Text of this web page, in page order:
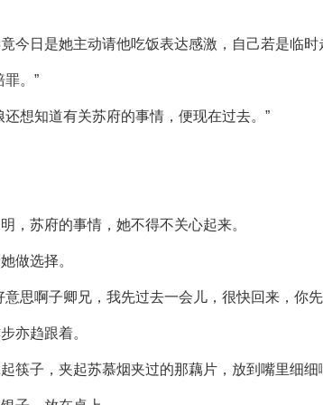
今日是她主动请他吃饭表达感激，自己若是临
。”
想知道有关苏府的事情，便现在过去。”
，苏府的事情，她不得不关心起来。
做选择。
思啊子卿兄，我先过去一会儿，很快回来，你
亦趋跟着。
筷子，夹起苏慕烟夹过的那藕片，放到嘴里细细